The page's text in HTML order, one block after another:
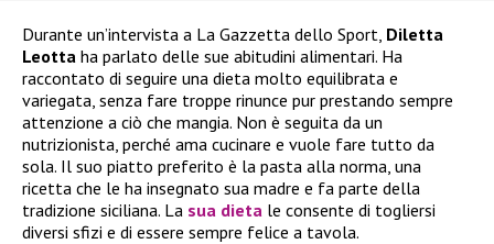
Durante un’intervista a La Gazzetta dello Sport, Diletta
Leotta ha parlato delle sue abitudini alimentari. Ha
raccontato di seguire una dieta molto equilibrata e
variegata, senza fare troppe rinunce pur prestando sempre
attenzione a ciò che mangia. Non è seguita da un
nutrizionista, perché ama cucinare e vuole fare tutto da
sola. Il suo piatto preferito è la pasta alla norma, una
ricetta che le ha insegnato sua madre e fa parte della
tradizione siciliana. La sua dieta le consente di togliersi
diversi sfizi e di essere sempre felice a tavola.